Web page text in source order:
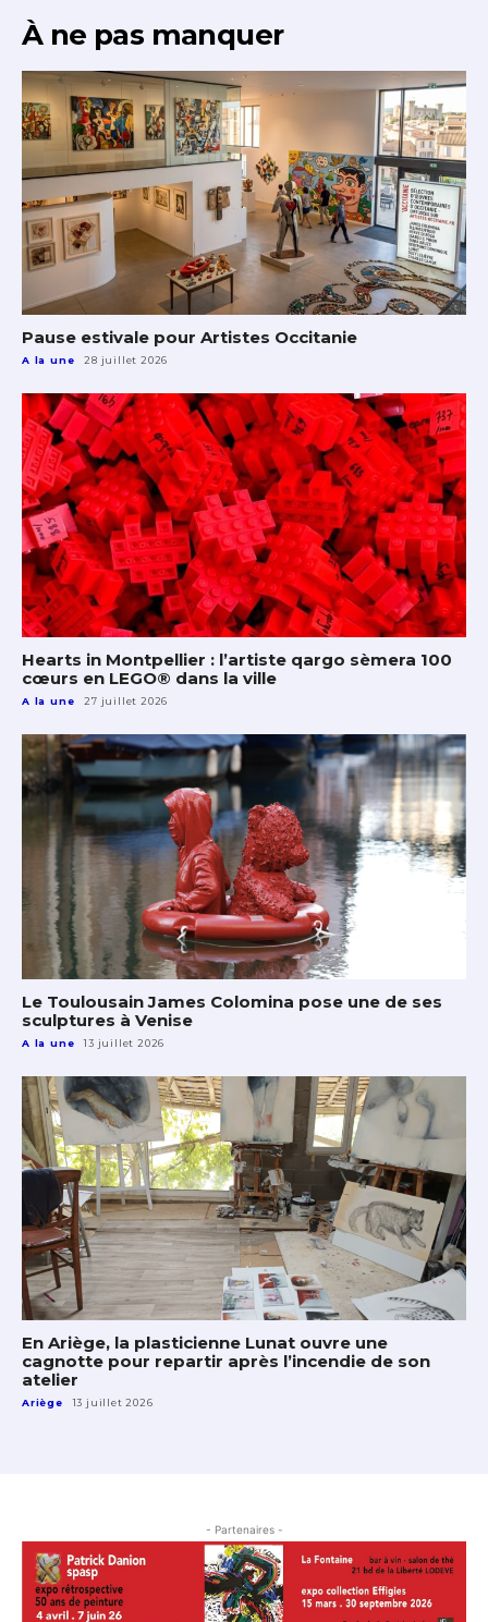
À ne pas manquer
Pause estivale pour Artistes Occitanie
A la une 28 juillet 2026
Hearts in Montpellier : l’artiste qargo sèmera 100
cœurs en LEGO® dans la ville
A la une 27 juillet 2026
Le Toulousain James Colomina pose une de ses
sculptures à Venise
A la une 13 juillet 2026
En Ariège, la plasticienne Lunat ouvre une
cagnotte pour repartir après l’incendie de son
atelier
Ariège 13 juillet 2026
- Partenaires -